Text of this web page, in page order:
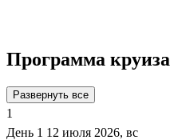
Программа круиза
Развернуть все
1
День 1 12 июля 2026, вс